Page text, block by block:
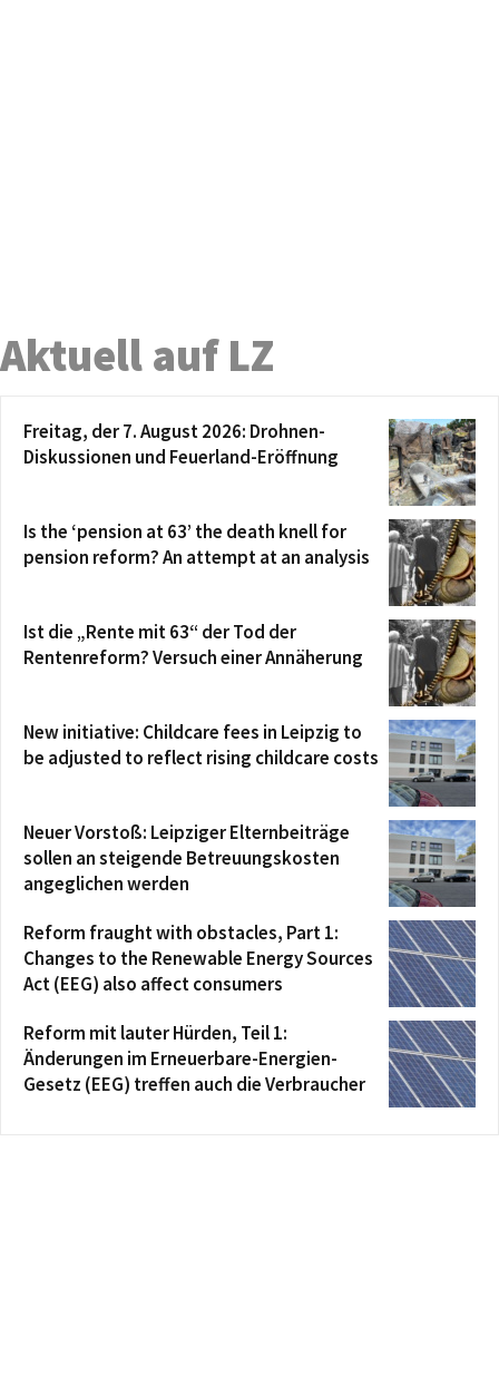
Aktuell auf LZ
Freitag, der 7. August 2026: Drohnen-
Diskussionen und Feuerland-Eröffnung
Is the ‘pension at 63’ the death knell for
pension reform? An attempt at an analysis
Ist die „Rente mit 63“ der Tod der
Rentenreform? Versuch einer Annäherung
New initiative: Childcare fees in Leipzig to
be adjusted to reflect rising childcare costs
Neuer Vorstoß: Leipziger Elternbeiträge
sollen an steigende Betreuungskosten
angeglichen werden
Reform fraught with obstacles, Part 1:
Changes to the Renewable Energy Sources
Act (EEG) also affect consumers
Reform mit lauter Hürden, Teil 1:
Änderungen im Erneuerbare-Energien-
Gesetz (EEG) treffen auch die Verbraucher